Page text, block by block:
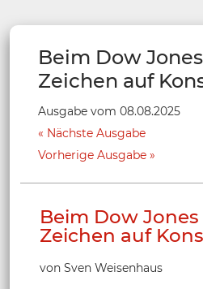
Beim Dow
Zeichen auf
Ausgabe vom 08.08.2025
Nächste Ausgabe
Vorherige Ausgabe
Beim Dow
Zeichen auf
von Sven Weisenhaus